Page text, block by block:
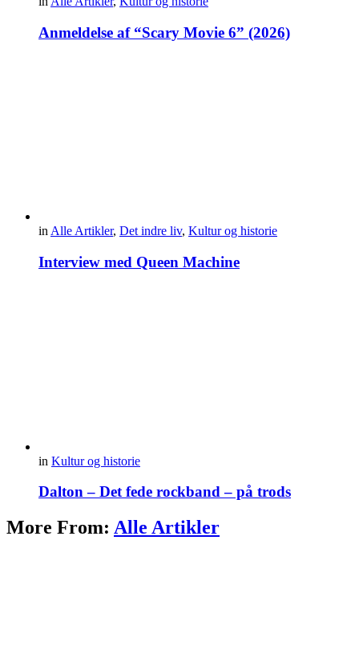
Anmeldelse af “Scary Movie 6” (2026)
in Alle Artikler, Det indre liv, Kultur og historie
Interview med Queen Machine
in Kultur og historie
Dalton – Det fede rockband – på trods
More From: Alle Artikler